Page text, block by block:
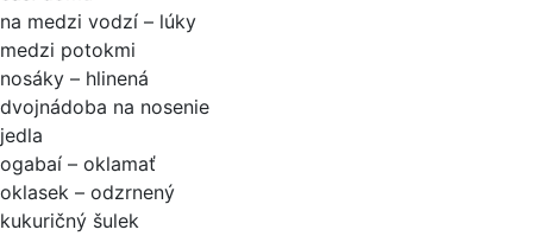
na medzi vodzí – lúky
medzi potokmi
nosáky – hlinená
dvojnádoba na nosenie
jedla
ogabaí – oklamať
oklasek – odzrnený
kukuričný šulek